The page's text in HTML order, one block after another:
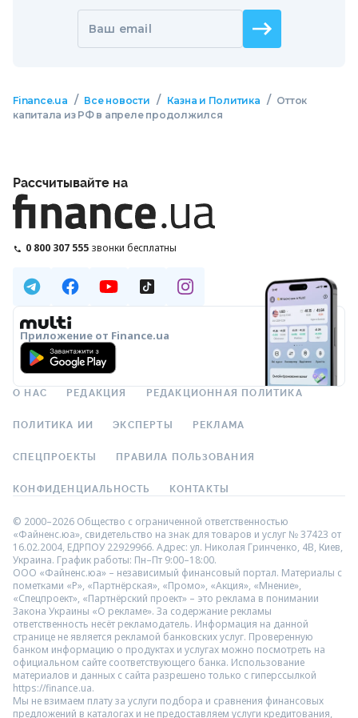
Ваш email
Finance.ua / Все новости / Казна и Политика / Отток
капитала из РФ в апреле продолжился
Рассчитывайте на
0 800 307 555 звонки бесплатны
Приложение от Finance.ua
О НАС РЕДАКЦИЯ РЕДАКЦИОННАЯ ПОЛИТИКА
ПОЛИТИКА ИИ ЭКСПЕРТЫ РЕКЛАМА
СПЕЦПРОЕКТЫ ПРАВИЛА ПОЛЬЗОВАНИЯ
КОНФИДЕНЦИАЛЬНОСТЬ КОНТАКТЫ
© 2000–2026 Общество с ограниченной ответственностью
«Файненс.юа», свидетельство на знак для товаров и услуг № 37423 от
16.02.2004, ЕДРПОУ 22929966. Адрес: ул. Николая Гринченко, 4В, Киев,
Украина. График работы: Пн–Пт 9:00–18:00.
ООО «Файненс.юа» – независимый финансовый портал. Материалы с
пометками «Р», «Партнёрская», «Промо», «Акция», «Мнение»,
«Спецпроект», «Партнёрский проект» – это реклама в понимании
Закона Украины «О рекламе». За содержание рекламы
ответственность несёт рекламодатель. Информация на данной
странице не является рекламой банковских услуг. Проверенную
банком информацию о продуктах и услугах можно посмотреть на
официальном сайте соответствующего банка. Использование
материалов и данных с сайта разрешено только с гиперссылкой
https://finance.ua.
Мы не взимаем плату за услуги подбора и сравнения финансовых
предложений в каталогах и не предоставляем услуги кредитования,